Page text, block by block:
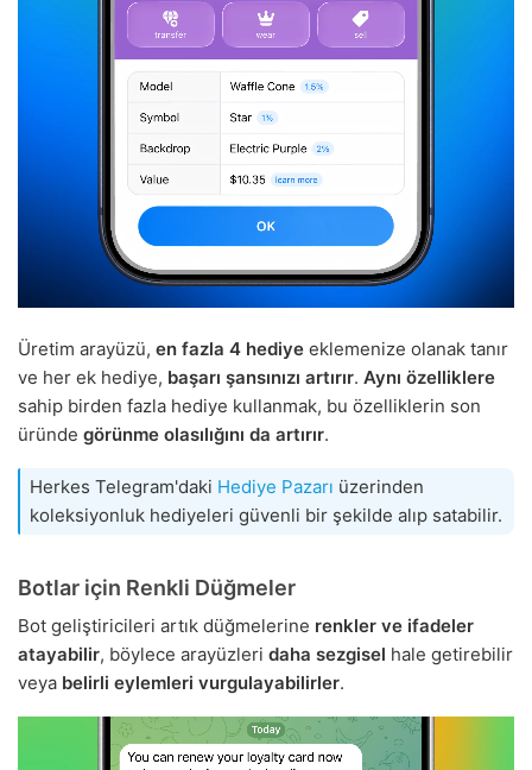
Üretim arayüzü, en fazla 4 hediye eklemenize olanak tanır
ve her ek hediye, başarı şansınızı artırır. Aynı özelliklere
sahip birden fazla hediye kullanmak, bu özelliklerin son
üründe görünme olasılığını da artırır.
Herkes Telegram'daki Hediye Pazarı üzerinden
koleksiyonluk hediyeleri güvenli bir şekilde alıp satabilir.
Botlar için Renkli Düğmeler
Bot geliştiricileri artık düğmelerine renkler ve ifadeler
atayabilir, böylece arayüzleri daha sezgisel hale getirebilir
veya belirli eylemleri vurgulayabilirler.